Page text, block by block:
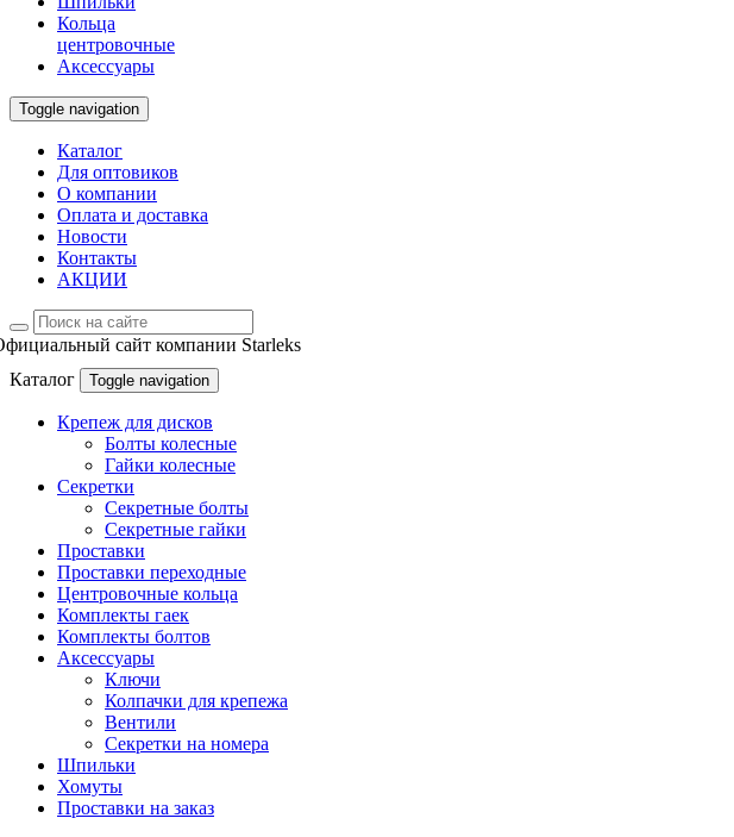
Кольца
центровочные
Аксессуары
Toggle navigation
Каталог
Для оптовиков
О компании
Оплата и доставка
Новости
Контакты
АКЦИИ
сайт компании Starleks
Каталог
Toggle navigation
Крепеж для дисков
Болты колесные
Гайки колесные
Секретки
Секретные болты
Секретные гайки
Проставки
Проставки переходные
Центровочные кольца
Комплекты гаек
Комплекты болтов
Аксессуары
Ключи
Колпачки для крепежа
Вентили
Секретки на номера
Шпильки
Хомуты
Проставки на заказ